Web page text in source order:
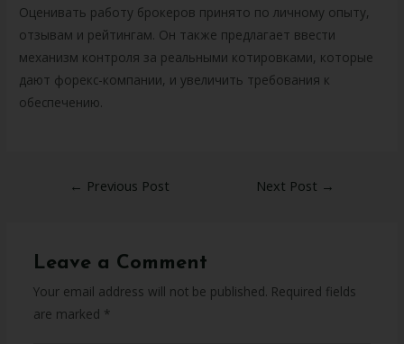
Оценивать работу брокеров принято по личному опыту,
отзывам и рейтингам. Он также предлагает ввести
механизм контроля за реальными котировками, которые
дают форекс-компании, и увеличить требования к
обеспечению.
← Previous Post Next Post →
Leave a Comment
Your email address will not be published. Required fields
are marked *